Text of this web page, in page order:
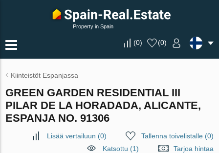
Property in Spain
(0) (0)
Kiinteistöt Espanjassa
GREEN GARDEN RESIDENTIAL III
PILAR DE LA HORADADA, ALICANTE,
ESPANJA NO. 91306
Lisää vertailuun (0) Tallenna toivelistalle(0)
Katsottu (1)
Tarjoa hintaa